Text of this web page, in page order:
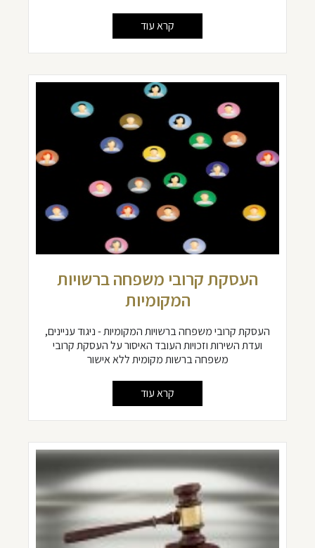
קרא עוד
העסקת קרובי משפחה ברשויות
המקומיות
העסקת קרובי משפחה ברשויות המקומיות - ניגוד עניינים,
ועדת השירות וזכויות העובד האיסור על העסקת קרובי
משפחה ברשות מקומית ללא אישור
קרא עוד